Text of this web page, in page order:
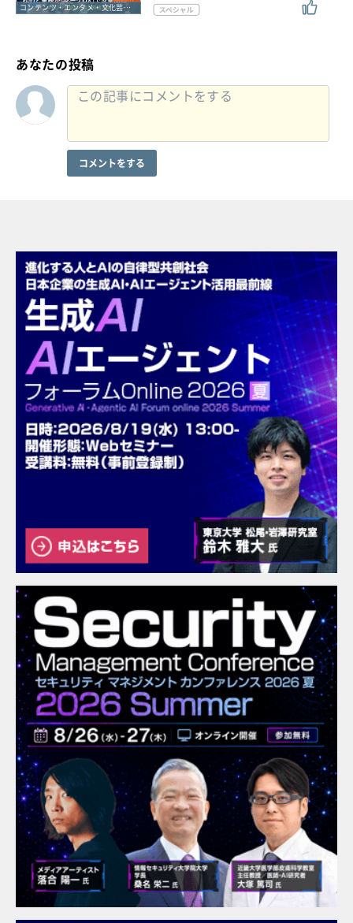
コンテンツ・エンタメ・文化芸能・スポーツ
あなたの投稿
コメントをする